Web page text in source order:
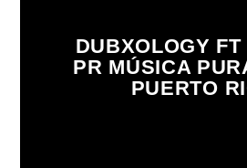
DUBXOLOGY
PR MÚSICA
PUERTO